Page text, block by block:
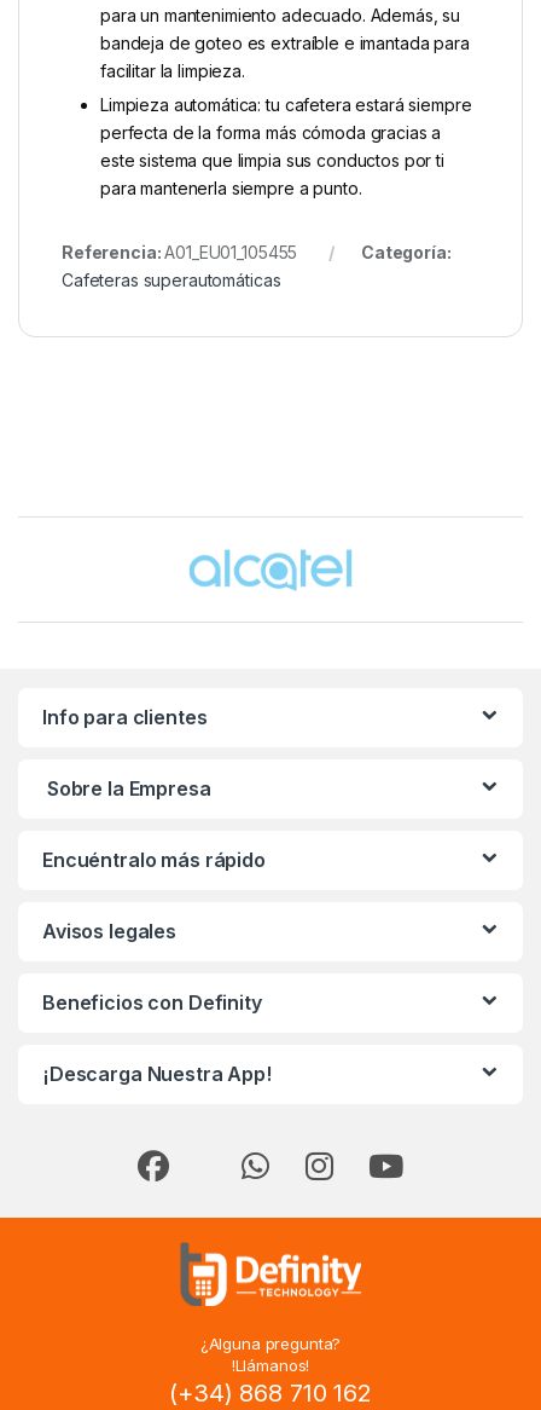
para un mantenimiento adecuado. Además, su
bandeja de goteo es extraíble e imantada para
facilitar la limpieza.
Limpieza automática: tu cafetera estará siempre
perfecta de la forma más cómoda gracias a
este sistema que limpia sus conductos por ti
para mantenerla siempre a punto.
Referencia:A01_EU01_105455
Categoría:
Cafeteras superautomáticas
Brands Carousel
Info para clientes
Sobre la Empresa
Encuéntralo más rápido
Avisos legales
Beneficios con Definity
¡Descarga Nuestra App!
¿Alguna pregunta?
!Llámanos!
(+34) 868 710 162